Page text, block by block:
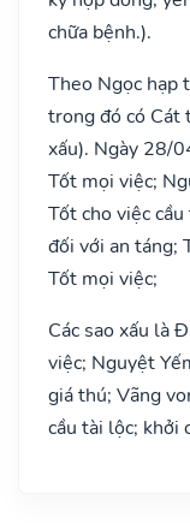
chữa bệnh.).
Theo Ngọc hạp
trong đó có Cát
xấu). Ngày 28/
Tốt mọi việc;
Tốt cho việc
đối với an táng;
Tốt mọi việc;
Các sao xấu là
việc; Nguyệt
giá thú; Vãng
cầu tài lộc; khởi